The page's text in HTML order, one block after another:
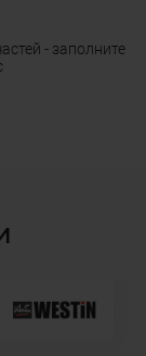
- заполните